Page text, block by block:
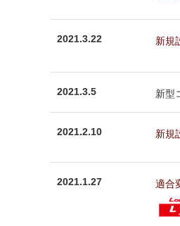
2021.3.22 新規
2021.3.5 新型
2021.2.10 新規
2021.1.27 適合